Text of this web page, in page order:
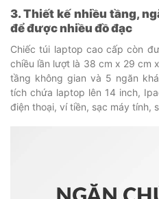
3. Thiết kế nhiều tầng,
để được nhiều đồ đạc
Chiếc túi laptop cao cấp còn
chiều lần lượt là 38 cm x 29 cm
tầng không gian và 5 ngăn
tích chứa laptop lên 14 inch,
điện thoại, ví tiền, sạc máy tính,